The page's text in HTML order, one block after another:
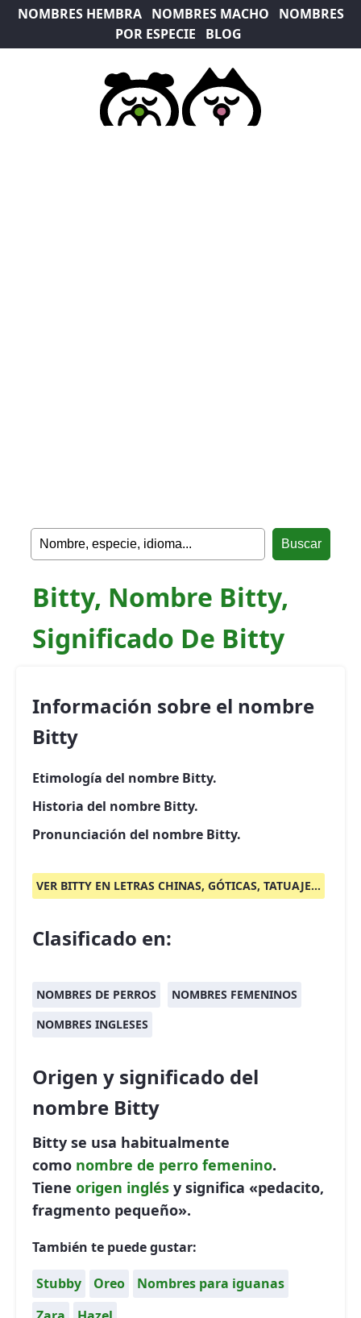
NOMBRES HEMBRA NOMBRES MACHO
NOMBRES
POR ESPECIE
BLOG
Bitty, Nombre Bitty,
Significado De Bitty
Información sobre el nombre
Bitty
Etimología del nombre Bitty.
Historia del nombre Bitty.
Pronunciación del nombre Bitty.
VER BITTY EN LETRAS CHINAS, GÓTICAS, TATUAJE...
Clasificado en:
NOMBRES DE PERROS
NOMBRES FEMENINOS
NOMBRES INGLESES
Origen y significado del
nombre Bitty
Bitty se usa habitualmente
como nombre de perro femenino.
Tiene origen inglés y significa «pedacito,
fragmento pequeño».
También te puede gustar:
Stubby Oreo
Nombres para iguanas